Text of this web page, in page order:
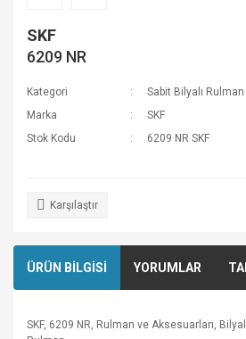
SKF
6209 NR
Kategori
Sabit Bilyalı Rulman
Marka
SKF
Stok Kodu
6209 NR SKF
Karşılaştır
ÜRÜN BİLGİSİ YORUMLAR
SKF, 6209 NR, Rulman ve Aksesuarları,